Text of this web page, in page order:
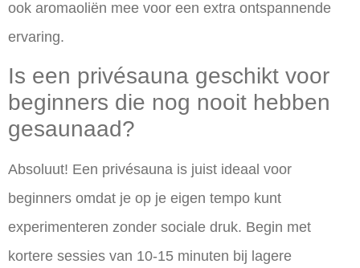
ook aromaoliën mee voor een extra ontspannende
ervaring.
Is een privésauna geschikt voor
beginners die nog nooit hebben
gesaunaad?
Absoluut! Een privésauna is juist ideaal voor
beginners omdat je op je eigen tempo kunt
experimenteren zonder sociale druk. Begin met
kortere sessies van 10-15 minuten bij lagere